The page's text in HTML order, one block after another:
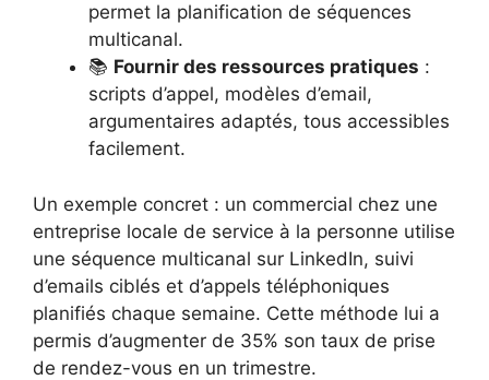
permet la planification de séquences
multicanal.
📚 Fournir des ressources pratiques :
scripts d’appel, modèles d’email,
argumentaires adaptés, tous accessibles
facilement.
Un exemple concret : un commercial chez une
entreprise locale de service à la personne utilise
une séquence multicanal sur LinkedIn, suivi
d’emails ciblés et d’appels téléphoniques
planifiés chaque semaine. Cette méthode lui a
permis d’augmenter de 35% son taux de prise
de rendez-vous en un trimestre.